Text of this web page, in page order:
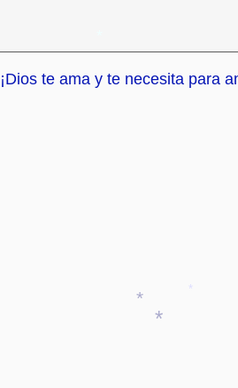
¡Dios te ama y te necesita para
*
*